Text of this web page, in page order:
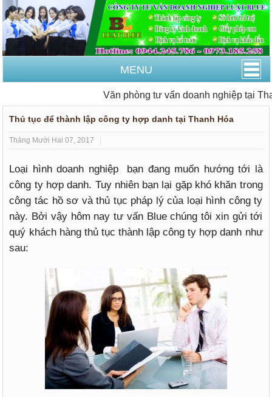
MENU
Văn phòng tư vấn doanh nghiệp tại
Thủ tục để thành lập công ty hợp danh tại Thanh Hóa
Tháng Mười Hai 07, 2017
Loại hình doanh nghiệp bạn đang muốn hướng tới là
công ty hợp danh. Tuy nhiên bạn lại gặp khó khăn trong
công tác hồ sơ và thủ tục pháp lý của loại hình công ty
này. Bởi vậy hôm nay tư vấn Blue chúng tôi xin gửi tới
quý khách hàng thủ tục thành lập công ty hợp danh như
sau: